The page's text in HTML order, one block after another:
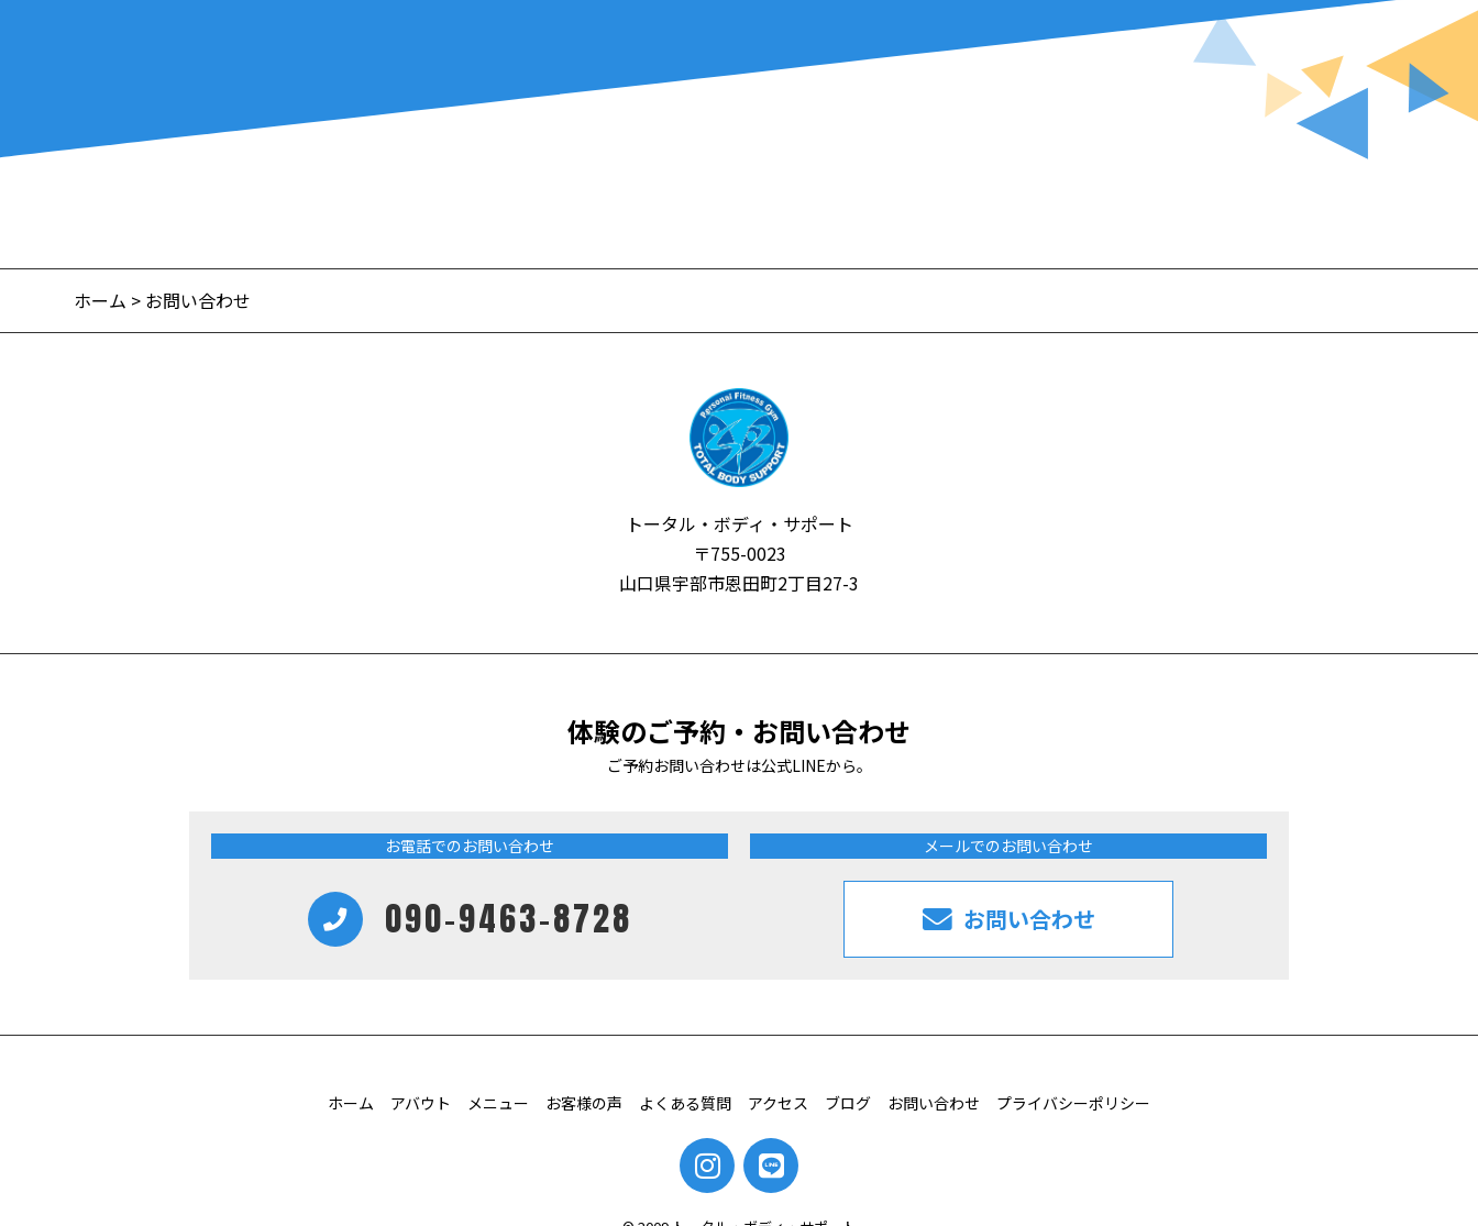
ホーム > お問い合わせ
トータル・ボディ・サポート
〒755-0023
山口県宇部市恩田町2丁目27-3
体験のご予約・お問い合わせ
ご予約お問い合わせは公式LINEから。
お電話でのお問い合わせ
090-9463-8728
メールでのお問い合わせ
お問い合わせ
ホーム アバウト メニュー お客様の声 よくある質問 アクセス ブログ お問い合わせ プライバシーポリシー